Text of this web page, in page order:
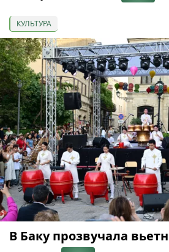
КУЛЬТУРА
В Баку прозвучала